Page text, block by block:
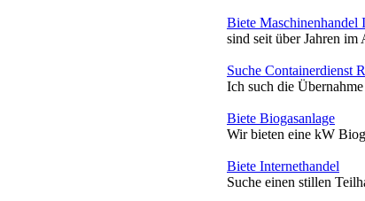
Biete Maschinenhandel
sind seit über Jahren im
Suche Containerdienst
Ich such die
Biete Biogasanlage
Wir bieten eine kW
Biete Internethandel
Suche einen stillen